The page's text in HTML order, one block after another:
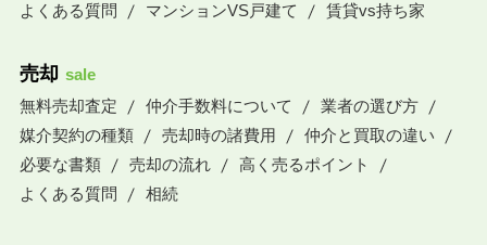
よくある質問
マンションVS戸建て 賃貸vs持ち家
売却 sale
無料売却査定
仲介手数料について
業者の選び方
媒介契約の種類
売却時の諸費用
仲介と買取の違い
必要な書類
売却の流れ
高く売るポイント
よくある質問
相続